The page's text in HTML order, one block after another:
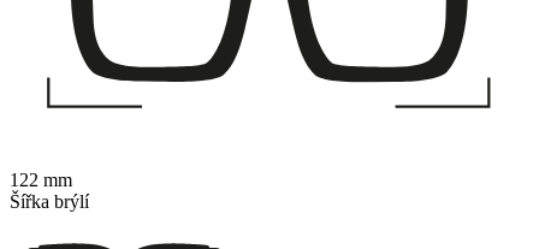
122 mm
Šířka brýlí